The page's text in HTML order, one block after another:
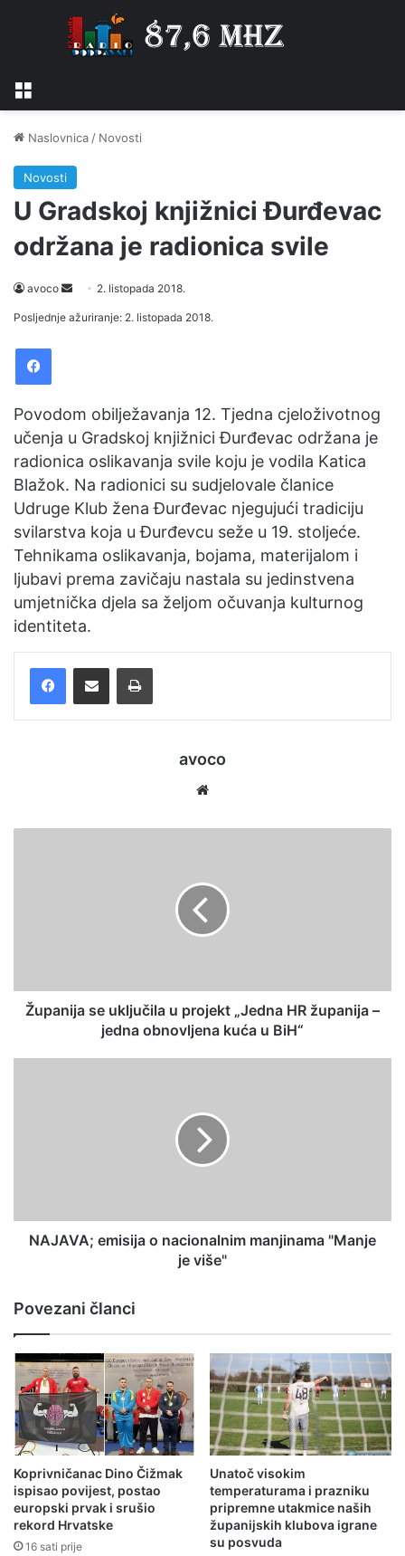
Naslovnica / Novosti
Novosti
U Gradskoj knjižnici Đurđevac
održana je radionica svile
avoco
e
e
m
a
2. listopada 2018.
Posljednje ažuriranje: 2. listopada 2018.
Povodom obilježavanja 12. Tjedna cjeloživotnog
učenja u Gradskoj knjižnici Đurđevac održana je
radionica oslikavanja svile koju je vodila Katica
Blažok. Na radionici su sudjelovale članice
Udruge Klub žena Đurđevac njegujući tradiciju
svilarstva koja u Đurđevcu seže u 19. stoljeće.
Tehnikama oslikavanja, bojama, materijalom i
ljubavi prema zavičaju nastala su jedinstvena
umjetnička djela sa željom očuvanja kulturnog
identiteta.
avoco
te
Županija se uključila u projekt „Jedna HR županija –
jedna obnovljena kuća u BiH“
NAJAVA; emisija o nacionalnim manjinama "Manje
je više"
Povezani članci
Koprivničanac Dino Čižmak
ispisao povijest, postao
europski prvak i srušio
rekord Hrvatske
16 sati prije
Unatoč visokim
temperaturama i prazniku
pripremne utakmice naših
županijskih klubova igrane
su posvuda